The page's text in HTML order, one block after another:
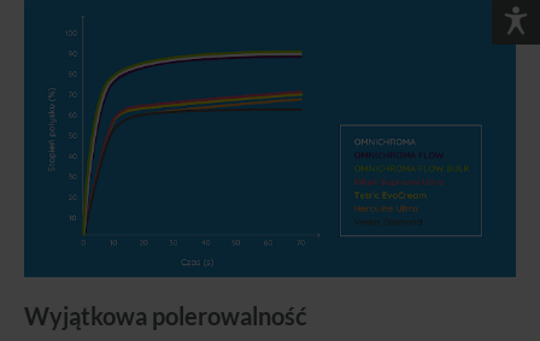
Wyjątkowa polerowalność